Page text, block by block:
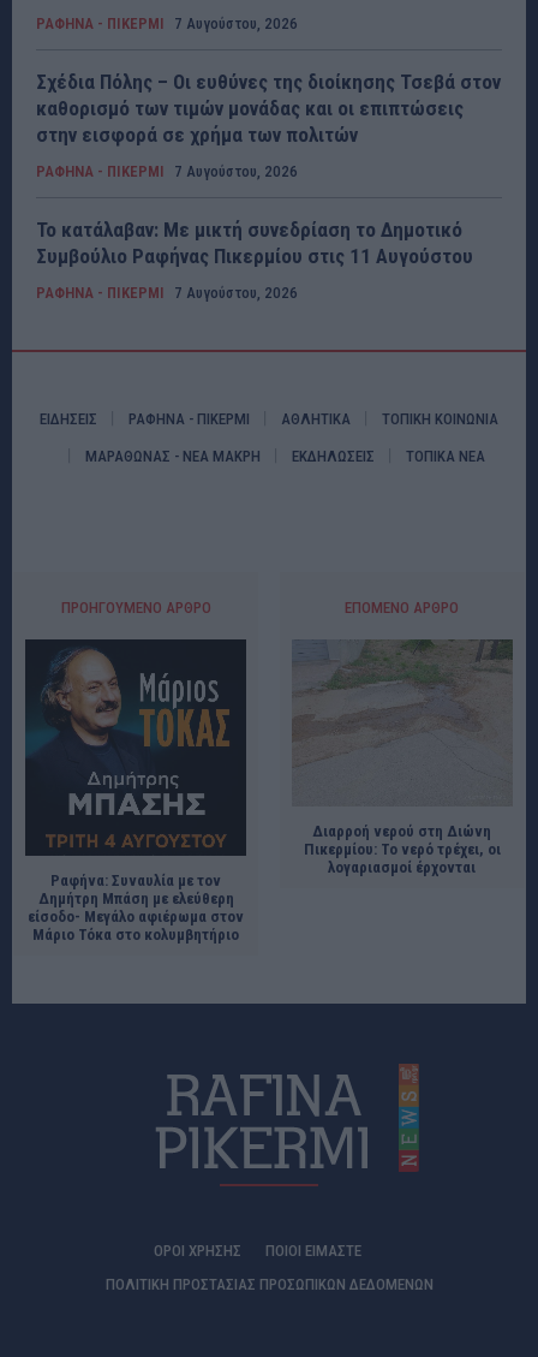
ΡΑΦΗΝΑ - ΠΙΚΕΡΜΙ 7 Αυγούστου, 2026
Σχέδια Πόλης – Οι ευθύνες της διοίκησης Τσεβά στον
καθορισμό των τιμών μονάδας και οι επιπτώσεις
στην εισφορά σε χρήμα των πολιτών
ΡΑΦΗΝΑ - ΠΙΚΕΡΜΙ 7 Αυγούστου, 2026
Το κατάλαβαν: Με μικτή συνεδρίαση το Δημοτικό
Συμβούλιο Ραφήνας Πικερμίου στις 11 Αυγούστου
ΡΑΦΗΝΑ - ΠΙΚΕΡΜΙ 7 Αυγούστου, 2026
ΕΙΔΗΣΕΙΣ ΡΑΦΗΝΑ - ΠΙΚΕΡΜΙ ΑΘΛΗΤΙΚΑ ΤΟΠΙΚΗ ΚΟΙΝΩΝΙΑ
ΜΑΡΑΘΩΝΑΣ - ΝΕΑ ΜΑΚΡΗ ΕΚΔΗΛΩΣΕΙΣ ΤΟΠΙΚΑ ΝΕΑ
ΠΡΟΗΓΟΎΜΕΝΟ ΆΡΘΡΟ
Ραφήνα: Συναυλία με τον
Δημήτρη Μπάση με ελεύθερη
είσοδο- Μεγάλο αφιέρωμα στον
Μάριο Τόκα στο κολυμβητήριο
ΕΠΌΜΕΝΟ ΆΡΘΡΟ
Διαρροή νερού στη Διώνη
Πικερμίου: Το νερό τρέχει, οι
λογαριασμοί έρχονται
ΟΡΟΙ ΧΡΗΣΗΣ
ΠΟΙΟΊ ΕΊΜΑΣΤΕ
ΠΟΛΙΤΙΚΗ ΠΡΟΣΤΑΣΙΑΣ ΠΡΟΣΩΠΙΚΩΝ ΔΕΔΟΜΕΝΩΝ